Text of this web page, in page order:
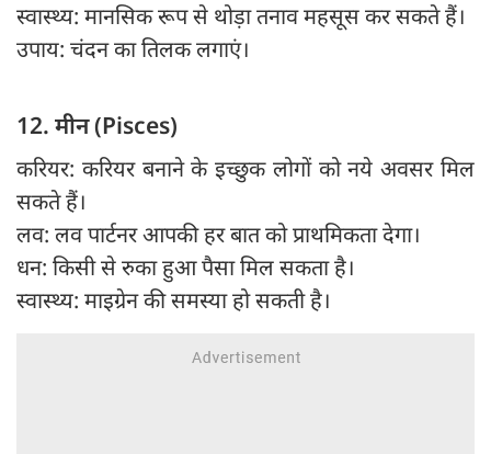
स्वास्थ्य: मानसिक रूप से थोड़ा तनाव महसूस कर सकते हैं।
उपाय: चंदन का तिलक लगाएं।
12. मीन (Pisces)
करियर: करियर बनाने के इच्छुक लोगों को नये अवसर मिल
सकते हैं।
लव: लव पार्टनर आपकी हर बात को प्राथमिकता देगा।
धन: किसी से रुका हुआ पैसा मिल सकता है।
स्वास्थ्य: माइग्रेन की समस्या हो सकती है।